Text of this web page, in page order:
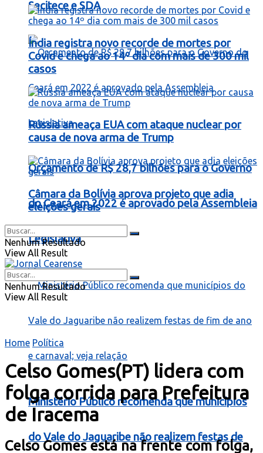
Secitece e SDA
Orçamento de R$ 28,7 bilhões para o Governo
do Ceará em 2022 é aprovado pela Assembleia
Legislativa
Ministério Público recomenda que municípios
do Vale do Jaguaribe não realizem festas de
Índia registra novo recorde de mortes por
Covid e chega ao 14º dia com mais de 300 mil
casos
Rússia ameaça EUA com ataque nuclear por
causa de nova arma de Trump
Câmara da Bolívia aprova projeto que adia
eleições gerais
Nenhum Resultado
View All Result
Nenhum Resultado
View All Result
Home Política
Celso Gomes(PT) lidera com
folga corrida para Prefeitura
de Iracema
Celso Gomes está na frente com folga,